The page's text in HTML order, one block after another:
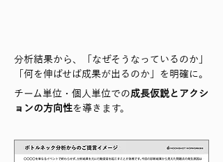
分析結果から、「なぜそうなっているのか」
「何を伸ばせば成果が出るのか」を明確に。
チーム単位・個人単位での成長仮説とアクシ
ョンの方向性を導きます。